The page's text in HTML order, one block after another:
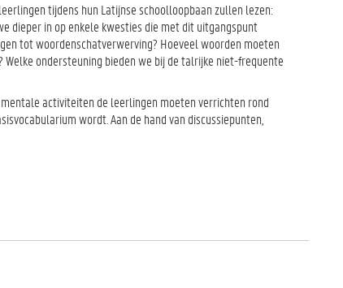
tijdens hun Latijnse schoolloopbaan zullen lezen:
dieper in op enkele kwesties die met dit uitgangspunt
tot woordenschatverwerving? Hoeveel woorden moeten
ondersteuning bieden we bij de talrijke niet-frequente
activiteiten de leerlingen moeten verrichten rond
wordt. Aan de hand van discussiepunten,